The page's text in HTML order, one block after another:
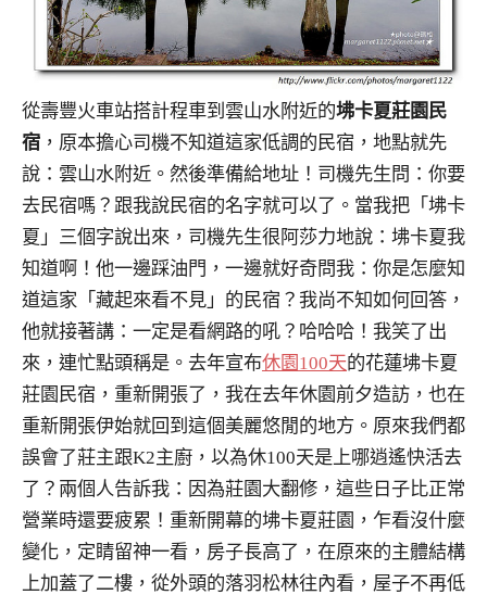
從壽豐火車站搭計程車到雲山水附近的坲卡夏莊園民
宿 ，原本擔心司機不知道這家低調的民宿，地點就先
說：雲山水附近。然後準備給地址！司機先生問：你要
去民宿嗎？跟我說民宿的名字就可以了。當我把「坲卡
夏」三個字說出來，司機先生很阿莎力地說：坲卡夏我
知道啊！他一邊踩油門，一邊就好奇問我：你是怎麼知
道這家「藏起來看不見」的民宿？我尚不知如何回答，
他就接著講：一定是看網路的吼？哈哈哈！我笑了出
來，連忙點頭稱是。去年宣布休園100天的花蓮坲卡夏
莊園民宿，重新開張了，我在去年休園前夕造訪，也在
重新開張伊始就回到這個美麗悠閒的地方。原來我們都
誤會了莊主跟K2主廚，以為休100天是上哪逍遙快活去
了？兩個人告訴我：因為莊園大翻修，這些日子比正常
營業時還要疲累！重新開幕的坲卡夏莊園，乍看沒什麼
變化，定睛留神一看，房子長高了，在原來的主體結構
上加蓋了二樓，從外頭的落羽松林往內看，屋子不再低